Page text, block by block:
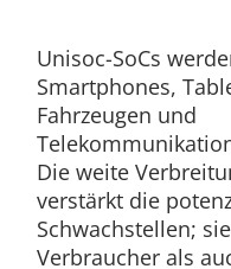
Unisoc-SoCs
Smartphones,
Fahrzeugen und
Die weite
verstärkt die
Schwachstellen;
Verbraucher als